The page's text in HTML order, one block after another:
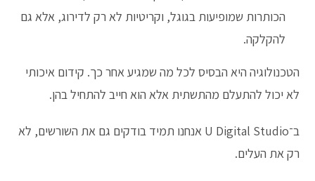
הכותרות שמופיעות בגוגל, וקריטיות לא רק לדירוג, אלא גם
להקלקה.
הטכנולוגיה היא הבסיס לכל מה שמגיע אחר כך. קידום איכותי
לא יכול להתעלם מהתשתית אלא הוא חייב להתחיל בהן.
ב־U Digital Studio אנחנו תמיד בודקים גם את השורשים, לא
רק את העלים.